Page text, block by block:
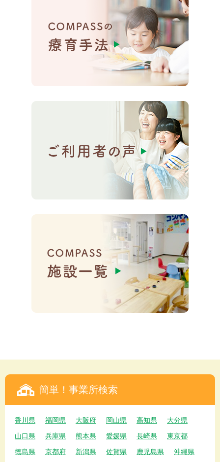
簡単！事業所検索
香川県 福岡県 大阪府 岡山県 高知県
大分県
山口県
兵庫県 熊本県 愛媛県 長崎県
東京都
徳島県
京都府 新潟県 佐賀県 鹿児島県 沖縄県